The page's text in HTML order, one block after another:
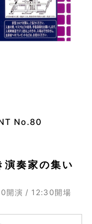
No.80
演奏家の集い
開演 / 12:30開場